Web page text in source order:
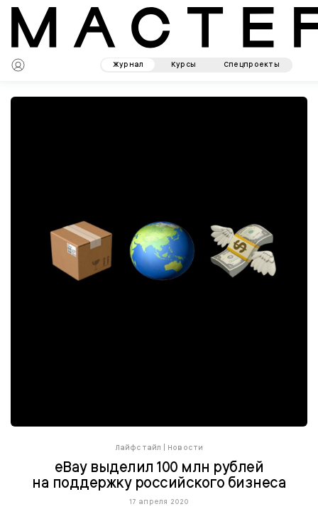
Журнал Курсы Спецпроекты
Лайфстайл Новости
eBay выделил 100 млн рублей
на поддержку российского бизнеса
17 апреля 2020